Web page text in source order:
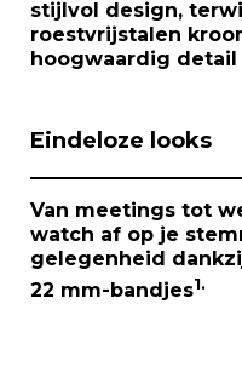
f
1
stijlvol design,
roestvrijstalen
hoogwaardig
Eindeloze looks
Van meetings tot
watch af op je
gelegenheid
22 mm-bandjes1.